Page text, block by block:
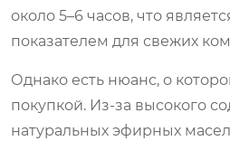
около 5–6 часов, что
показателем для свежих
Однако есть нюанс, о
покупкой. Из-за высокого
натуральных эфирных